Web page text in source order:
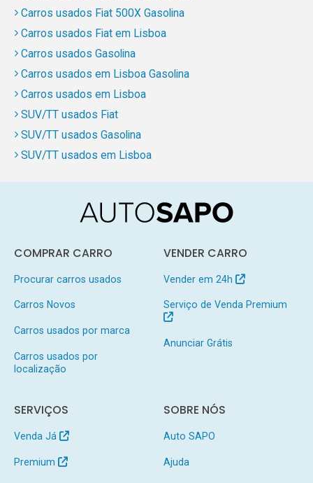
Carros usados Fiat 500X Gasolina
Carros usados Fiat em Lisboa
Carros usados Gasolina
Carros usados em Lisboa Gasolina
Carros usados em Lisboa
SUV/TT usados Fiat
SUV/TT usados Gasolina
SUV/TT usados em Lisboa
COMPRAR CARRO
Procurar carros usados
Carros Novos
Carros usados por marca
Carros usados por
localização
VENDER CARRO
Vender em 24h
Serviço de Venda Premium
Anunciar Grátis
SERVIÇOS
Venda Já
Premium
SOBRE NÓS
Auto SAPO
Ajuda